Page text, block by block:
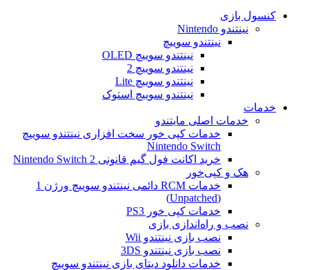
کنسول بازی
نینتندو Nintendo
نینتندو سوییچ
نینتندو سوییچ OLED
نینتندو سوییچ 2
نینتندو سوییچ Lite
نینتندو سوییچ استوک
خدمات
خدمات اصلی مایتندو
خدمات کپی خور سخت افزاری نینتندو سوییچ
Nintendo Switch
خرید اکانت فول گیم قانونی Nintendo Switch 2
هک و کپی‌خور
خدمات RCM دائمی نینتندو سوییچ ورژن 1
(Unpatched)
خدمات کپی خور PS3
نصب و راه‌اندازی بازی
نصب بازی نینتندو Wii
نصب بازی نینتندو 3DS
خدمات دانلود دیتای بازی نینتندو سوییچ